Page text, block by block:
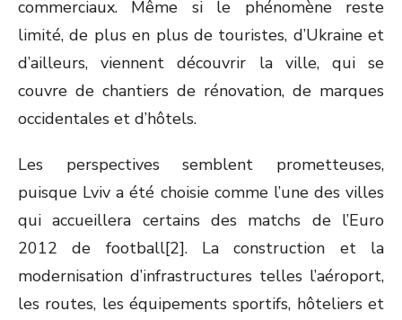
commerciaux. Même si le phénomène reste
limité, de plus en plus de touristes, d’Ukraine et
d’ailleurs, viennent découvrir la ville, qui se
couvre de chantiers de rénovation, de marques
occidentales et d’hôtels.
Les perspectives semblent prometteuses,
puisque Lviv a été choisie comme l’une des villes
qui accueillera certains des matchs de l’Euro
2012 de football[2]. La construction et la
modernisation d’infrastructures telles l’aéroport,
les routes, les équipements sportifs, hôteliers et